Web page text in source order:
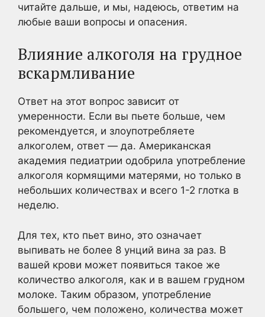
читайте дальше, и мы, надеюсь, ответим на
любые ваши вопросы и опасения.
Влияние алкоголя на грудное
вскармливание
Ответ на этот вопрос зависит от
умеренности. Если вы пьете больше, чем
рекомендуется, и злоупотребляете
алкоголем, ответ — да. Американская
академия педиатрии одобрила употребление
алкоголя кормящими матерями, но только в
небольших количествах и всего 1-2 глотка в
неделю.
Для тех, кто пьет вино, это означает
выпивать не более 8 унций вина за раз. В
вашей крови может появиться такое же
количество алкоголя, как и в вашем грудном
молоке. Таким образом, употребление
большего, чем положено, количества может